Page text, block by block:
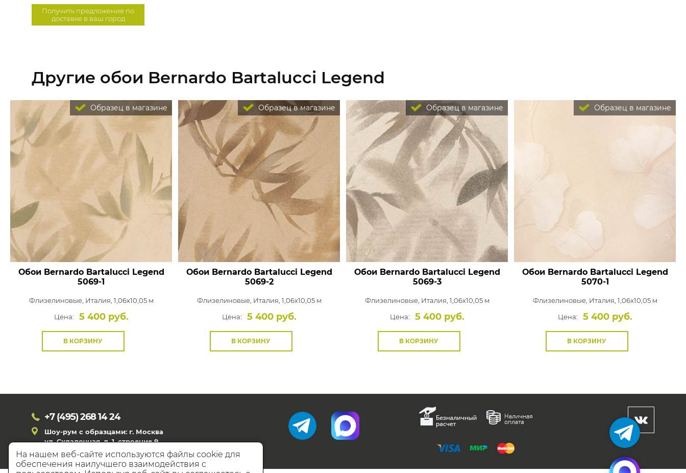
Получить предложение по
доставке в ваш город
Другие обои Bernardo Bartalucci Legend
Образец в магазине
Обои Bernardo Bartalucci Legend
5069-1
Флизелиновые, Италия, 1,06x10,05 м
Цена:
5 400 руб.
В КОРЗИНУ
Образец в магазине
Обои Bernardo Bartalucci Legend
5069-2
Флизелиновые, Италия, 1,06x10,05 м
Цена:
5 400 руб.
В КОРЗИНУ
Образец в магазине
Обои Bernardo Bartalucci Legend
5069-3
Флизелиновые, Италия, 1,06x10,05 м
Цена:
5 400 руб.
В КОРЗИНУ
Образец в магазине
Обои Bernardo Bartalucci Legend
5070-1
Флизелиновые, Италия, 1,06x10,05 м
Цена:
5 400 руб.
В КОРЗИНУ
+7 (495)268 14 24
Шоу-рум с образцами: г. Москва
ул. Складочная, д. 1, строение 9
На нашем веб-сайте используются файлы cookie для
обеспечения наилучшего взаимодействия с